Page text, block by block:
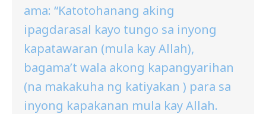
ama: “Katotohanang aking
ipagdarasal kayo tungo sa inyong
kapatawaran (mula kay Allah),
bagama’t wala akong kapangyarihan
(na makakuha ng katiyakan ) para sa
inyong kapakanan mula kay Allah.